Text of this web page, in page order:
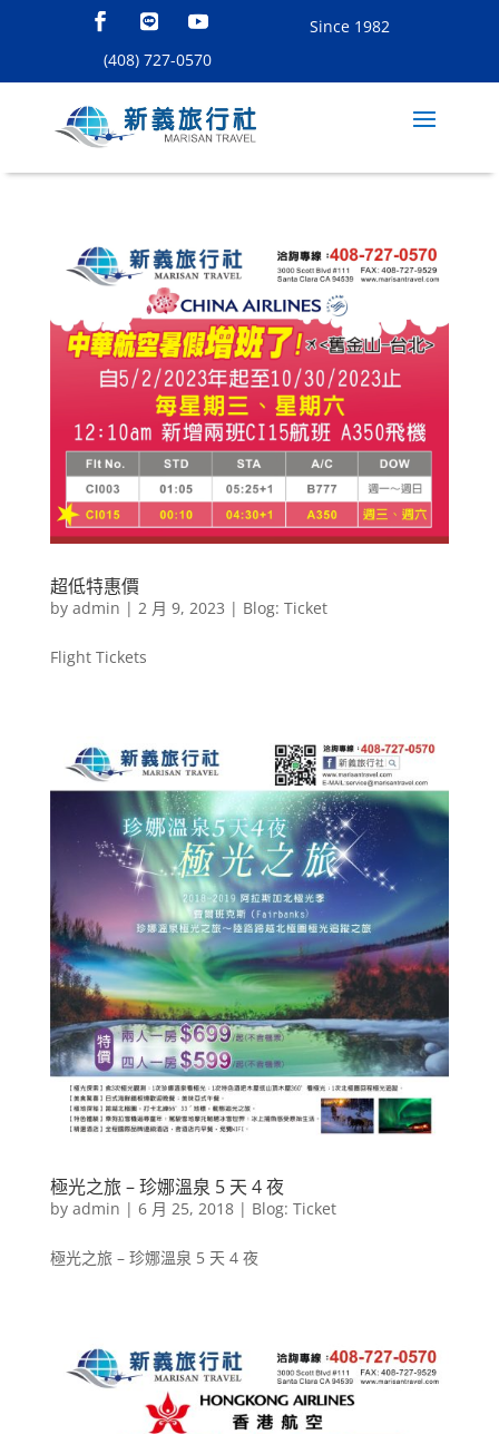
Since 1982
(408) 727-0570
超低特惠價
by admin | 2 月 9, 2023 | Blog: Ticket
Flight Tickets
極光之旅 – 珍娜溫泉 5 天 4 夜
by admin | 6 月 25, 2018| Blog: Ticket
極光之旅 – 珍娜溫泉 5 天 4 夜